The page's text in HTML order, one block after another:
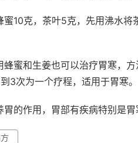
蜜10克，茶叶5克，先用沸水
蜂蜜和生姜也可以治疗胃寒，
3次为一个疗程，适用于胃寒。
胃的作用，胃部有疾病特别是